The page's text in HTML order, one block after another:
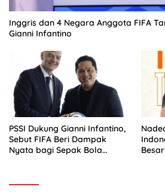
Inggris dan 4 Negara Anggota FIFA
Gianni Infantino
PSSI Dukung Gianni Infantino,
Sebut FIFA Beri Dampak
Nyata bagi Sepak Bola